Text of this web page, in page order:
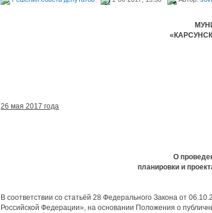
26 мая 2017 года
О
планировки и
В соответствии со статьёй 28 Федерального Закона от
Российской Федерации», на основании Положения о